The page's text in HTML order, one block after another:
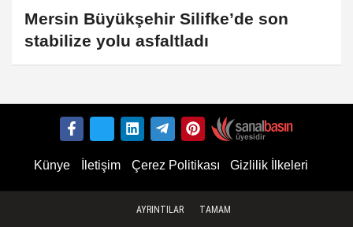
Mersin Büyükşehir Silifke’de son
stabilize yolu asfaltladı
Künye İletişim Çerez Politikası Gizlilik İlkeleri
AYRINTILAR TAMAM